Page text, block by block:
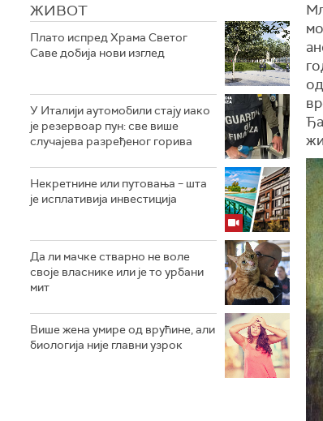
ЖИВОТ
Плато испред Храма Светог
Саве добија нови изглед
У Италији аутомобили стају иако
је резервоар пун: све више
случајева разређеног горива
Некретнине или путовања – шта
је исплативија инвестиција
Да ли мачке стварно не воле
своје власнике или је то урбани
мит
Више жена умире од врућине, али
биологија није главни узрок